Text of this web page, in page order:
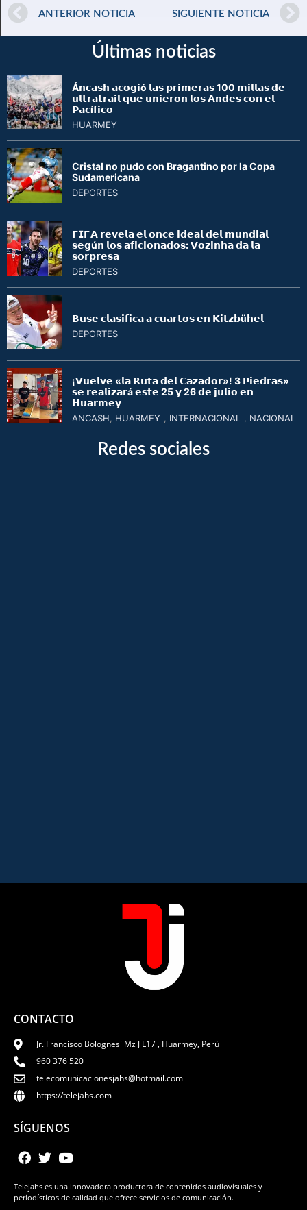
ANTERIOR NOTICIA SIGUIENTE NOTICIA
Últimas noticias
Á𝗻𝗰𝗮𝘀𝗵 𝗮𝗰𝗼𝗴𝗶ó 𝗹𝗮𝘀 𝗽𝗿𝗶𝗺𝗲𝗿𝗮𝘀 100 𝗺𝗶𝗹𝗹𝗮𝘀 𝗱𝗲
𝘂𝗹𝘁𝗿𝗮𝘁𝗿𝗮𝗶𝗹 𝗾𝘂𝗲 𝘂𝗻𝗶𝗲𝗿𝗼𝗻 𝗹𝗼𝘀 𝗔𝗻𝗱𝗲𝘀 𝗰𝗼𝗻 𝗲𝗹
𝗣𝗮𝗰í𝗳𝗶𝗰𝗼
HUARMEY
Cristal no pudo con Bragantino por la Copa
Sudamericana
DEPORTES
𝗙𝗜𝗙𝗔 𝗿𝗲𝘃𝗲𝗹𝗮 𝗲𝗹 𝗼𝗻𝗰𝗲 𝗶𝗱𝗲𝗮𝗹 𝗱𝗲𝗹 𝗺𝘂𝗻𝗱𝗶𝗮𝗹
𝘀𝗲𝗴ú𝗻 𝗹𝗼𝘀 𝗮𝗳𝗶𝗰𝗶𝗼𝗻𝗮𝗱𝗼𝘀: 𝗩𝗼𝘇𝗶𝗻𝗵𝗮 𝗱𝗮 𝗹𝗮
𝘀𝗼𝗿𝗽𝗿𝗲𝘀𝗮
DEPORTES
𝗕𝘂𝘀𝗲 𝗰𝗹𝗮𝘀𝗶𝗳𝗶𝗰𝗮 𝗮 𝗰𝘂𝗮𝗿𝘁𝗼𝘀 𝗲𝗻 𝗞𝗶𝘁𝘇𝗯ü𝗵𝗲𝗹
DEPORTES
¡𝗩𝘂𝗲𝗹𝘃𝗲 «𝗹𝗮 𝗥𝘂𝘁𝗮 𝗱𝗲𝗹 𝗖𝗮𝘇𝗮𝗱𝗼𝗿»! 3 𝗣𝗶𝗲𝗱𝗿𝗮𝘀»
𝘀𝗲 𝗿𝗲𝗮𝗹𝗶𝘇𝗮𝗿á 𝗲𝘀𝘁𝗲 25 𝘆 26 𝗱𝗲 𝗷𝘂𝗹𝗶𝗼 𝗲𝗻
𝗛𝘂𝗮𝗿𝗺𝗲𝘆
ANCASH HUARMEY INTERNACIONAL NACIONAL
Redes sociales
CONTACTO
Jr. Francisco Bolognesi Mz J L17 , Huarmey, Perú
960 376 520
telecomunicacionesjahs@hotmail.com
https://telejahs.com
SÍGUENOS
Telejahs es una innovadora productora de contenidos audiovisuales y
periodísticos de calidad que ofrece servicios de comunicación.